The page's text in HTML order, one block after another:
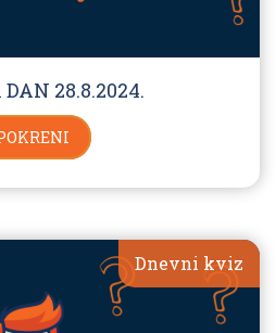
28.8.2024.
Dnevni kviz